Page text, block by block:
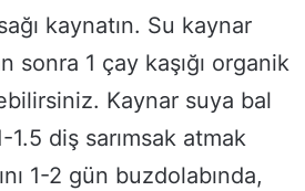
kaynatın. Su kaynar
sonra 1 çay kaşığı organik
Kaynar suya bal
1.5 diş sarımsak atmak
1-2 gün buzdolabında,